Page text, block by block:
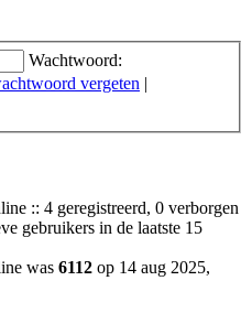
Wachtwoord:
vergeten |
:: 4 geregistreerd, 0 verborgen
gebruikers in de laatste 15
was 6112 op 14 aug 2025,